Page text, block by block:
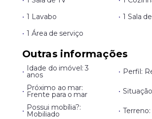
• 1 Lavabo • 1 Sala
• 1 Área de serviço
Outras informações
• Idade do imóvel: 3
anos • Perfil:
• Próximo ao mar:
Frente para o mar •
• Possui mobília?:
Mobiliado •